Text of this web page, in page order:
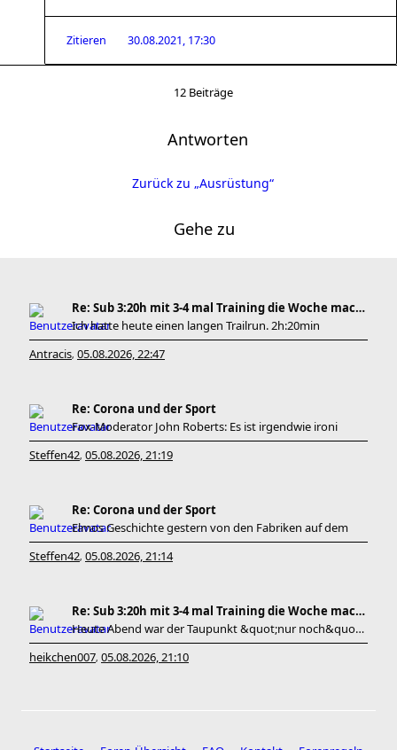
Zitieren 30.08.2021, 17:30
12 Beiträge
Antworten
Zurück zu „Ausrüstung“
Gehe zu
Re: Sub 3:20h mit 3-4 mal Training die Woche machb
Ich hatte heute einen langen Trailrun. 2h:20min
Antracis, 05.08.2026, 22:47
Re: Corona und der Sport
Fox-Moderator John Roberts: Es ist irgendwie ironi
Steffen42, 05.08.2026, 21:19
Re: Corona und der Sport
Elmos Geschichte gestern von den Fabriken auf dem
Steffen42, 05.08.2026, 21:14
Re: Sub 3:20h mit 3-4 mal Training die Woche machb
Heute Abend war der Taupunkt &quot;nur noch&quot; bei 20
heikchen007, 05.08.2026, 21:10